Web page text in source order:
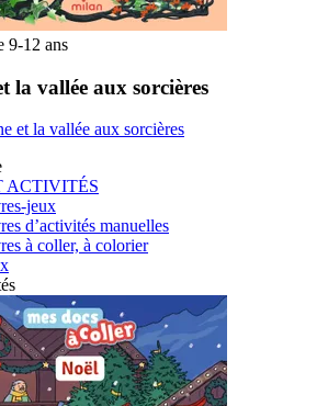
9-12 ans
la vallée aux sorcières
et la vallée aux sorcières
ACTIVITÉS
jeux
d’activités manuelles
à coller, à colorier